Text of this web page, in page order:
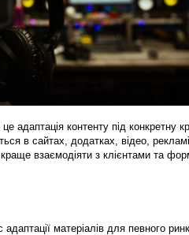
адаптація контенту під конкретну
в сайтах, додатках, відео,
взаємодіяти з клієнтами та
адаптації матеріалів для певного